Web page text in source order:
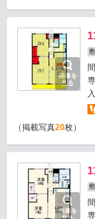
画像を
見る
敷
（掲載写真20枚）
画像を
敷